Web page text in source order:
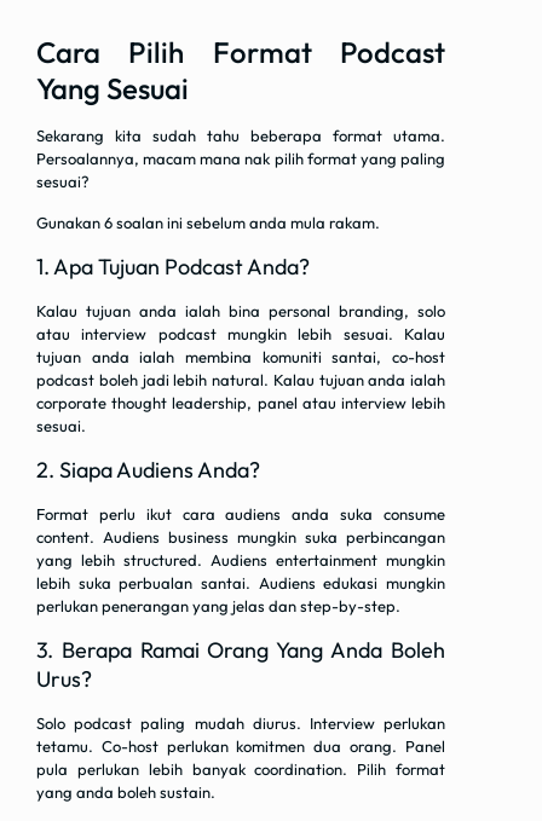
Cara Pilih Format Podcast
Yang Sesuai
Sekarang kita sudah tahu beberapa format utama.
Persoalannya, macam mana nak pilih format yang paling
sesuai?
Gunakan 6 soalan ini sebelum anda mula rakam.
1. Apa Tujuan Podcast Anda?
Kalau tujuan anda ialah bina personal branding, solo
atau interview podcast mungkin lebih sesuai. Kalau
tujuan anda ialah membina komuniti santai, co-host
podcast boleh jadi lebih natural. Kalau tujuan anda ialah
corporate thought leadership, panel atau interview lebih
sesuai.
2. Siapa Audiens Anda?
Format perlu ikut cara audiens anda suka consume
content. Audiens business mungkin suka perbincangan
yang lebih structured. Audiens entertainment mungkin
lebih suka perbualan santai. Audiens edukasi mungkin
perlukan penerangan yang jelas dan step-by-step.
3. Berapa Ramai Orang Yang Anda Boleh
Urus?
Solo podcast paling mudah diurus. Interview perlukan
tetamu. Co-host perlukan komitmen dua orang. Panel
pula perlukan lebih banyak coordination. Pilih format
yang anda boleh sustain.